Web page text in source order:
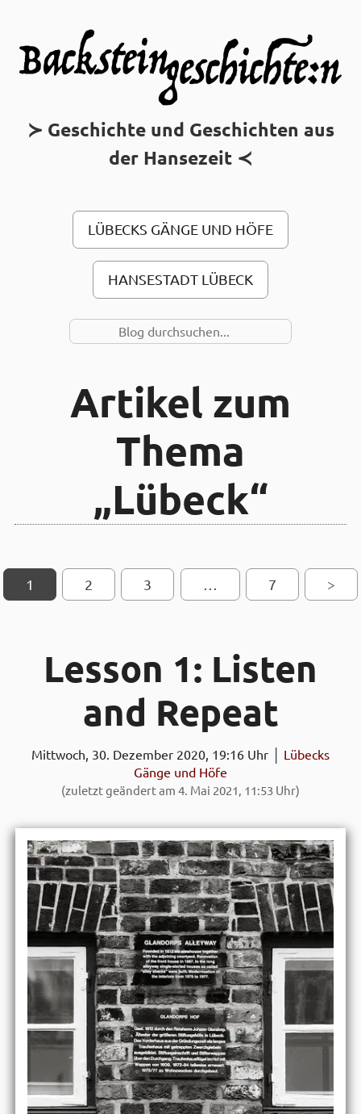
MAIN MENU
Geschichte und Geschichten aus
der Hansezeit
LÜBECKS GÄNGE UND HÖFE
HANSESTADT LÜBECK
SUCHE NACH…
Artikel zum
Thema
„Lübeck“
SEITEN-NAVIGATION
1 2 3 … 7 >
Lesson 1: Listen
and Repeat
Mittwoch, 30. Dezember 2020, 19:16 Uhr │ Lübecks
Gänge und Höfe
(zuletzt geändert am 4. Mai 2021, 11:53 Uhr)